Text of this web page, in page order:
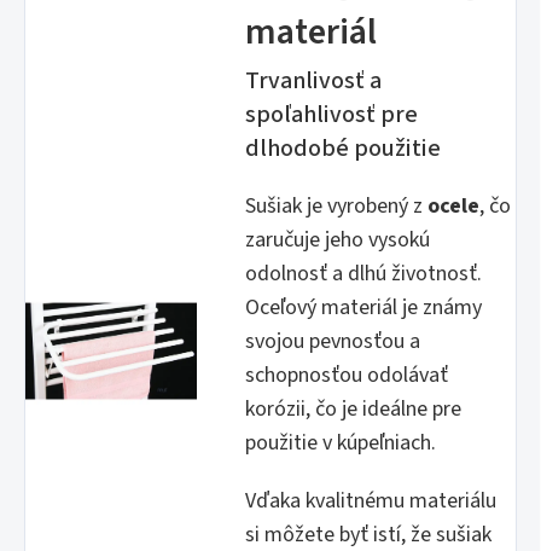
materiál
Trvanlivosť a
spoľahlivosť pre
dlhodobé použitie
Sušiak je vyrobený z ocele, čo
zaručuje jeho vysokú
odolnosť a dlhú životnosť.
Oceľový materiál je známy
svojou pevnosťou a
schopnosťou odolávať
korózii, čo je ideálne pre
použitie v kúpeľniach.
Vďaka kvalitnému materiálu
si môžete byť istí, že sušiak